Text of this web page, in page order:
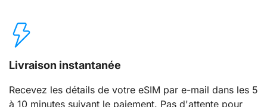
Livraison instantanée
Recevez les détails de votre eSIM par e-mail dans les 5
à 10 minutes suivant le paiement. Pas d'attente pour